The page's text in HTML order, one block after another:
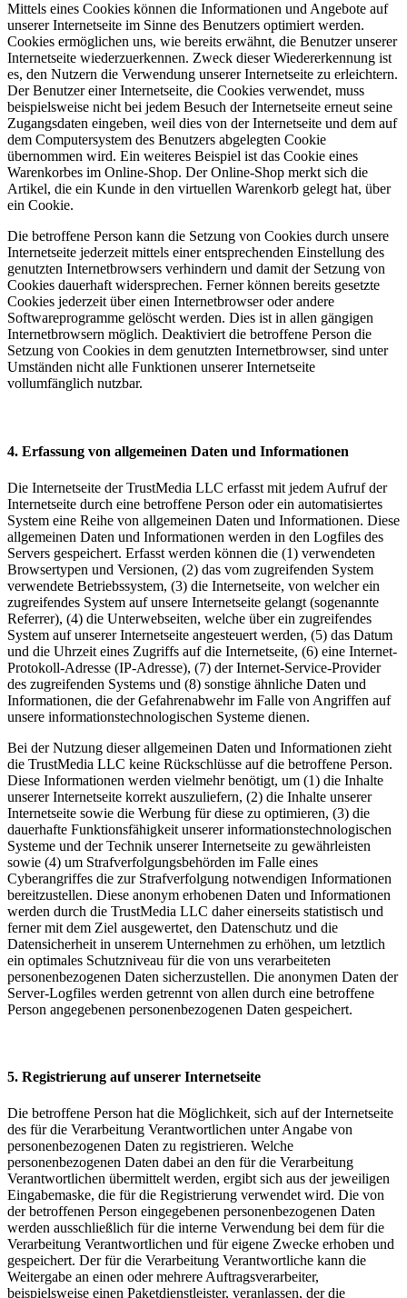
Mittels eines Cookies können die Informationen und Angebote auf
unserer Internetseite im Sinne des Benutzers optimiert werden.
Cookies ermöglichen uns, wie bereits erwähnt, die Benutzer unserer
Internetseite wiederzuerkennen. Zweck dieser Wiedererkennung ist
es, den Nutzern die Verwendung unserer Internetseite zu erleichtern.
Der Benutzer einer Internetseite, die Cookies verwendet, muss
beispielsweise nicht bei jedem Besuch der Internetseite erneut seine
Zugangsdaten eingeben, weil dies von der Internetseite und dem auf
dem Computersystem des Benutzers abgelegten Cookie
übernommen wird. Ein weiteres Beispiel ist das Cookie eines
Warenkorbes im Online-Shop. Der Online-Shop merkt sich die
Artikel, die ein Kunde in den virtuellen Warenkorb gelegt hat, über
ein Cookie.
Die betroffene Person kann die Setzung von Cookies durch unsere
Internetseite jederzeit mittels einer entsprechenden Einstellung des
genutzten Internetbrowsers verhindern und damit der Setzung von
Cookies dauerhaft widersprechen. Ferner können bereits gesetzte
Cookies jederzeit über einen Internetbrowser oder andere
Softwareprogramme gelöscht werden. Dies ist in allen gängigen
Internetbrowsern möglich. Deaktiviert die betroffene Person die
Setzung von Cookies in dem genutzten Internetbrowser, sind unter
Umständen nicht alle Funktionen unserer Internetseite
vollumfänglich nutzbar.
4. Erfassung von allgemeinen Daten und Informationen
Die Internetseite der TrustMedia LLC erfasst mit jedem Aufruf der
Internetseite durch eine betroffene Person oder ein automatisiertes
System eine Reihe von allgemeinen Daten und Informationen. Diese
allgemeinen Daten und Informationen werden in den Logfiles des
Servers gespeichert. Erfasst werden können die (1) verwendeten
Browsertypen und Versionen, (2) das vom zugreifenden System
verwendete Betriebssystem, (3) die Internetseite, von welcher ein
zugreifendes System auf unsere Internetseite gelangt (sogenannte
Referrer), (4) die Unterwebseiten, welche über ein zugreifendes
System auf unserer Internetseite angesteuert werden, (5) das Datum
und die Uhrzeit eines Zugriffs auf die Internetseite, (6) eine Internet-
Protokoll-Adresse (IP-Adresse), (7) der Internet-Service-Provider
des zugreifenden Systems und (8) sonstige ähnliche Daten und
Informationen, die der Gefahrenabwehr im Falle von Angriffen auf
unsere informationstechnologischen Systeme dienen.
Bei der Nutzung dieser allgemeinen Daten und Informationen zieht
die TrustMedia LLC keine Rückschlüsse auf die betroffene Person.
Diese Informationen werden vielmehr benötigt, um (1) die Inhalte
unserer Internetseite korrekt auszuliefern, (2) die Inhalte unserer
Internetseite sowie die Werbung für diese zu optimieren, (3) die
dauerhafte Funktionsfähigkeit unserer informationstechnologischen
Systeme und der Technik unserer Internetseite zu gewährleisten
sowie (4) um Strafverfolgungsbehörden im Falle eines
Cyberangriffes die zur Strafverfolgung notwendigen Informationen
bereitzustellen. Diese anonym erhobenen Daten und Informationen
werden durch die TrustMedia LLC daher einerseits statistisch und
ferner mit dem Ziel ausgewertet, den Datenschutz und die
Datensicherheit in unserem Unternehmen zu erhöhen, um letztlich
ein optimales Schutzniveau für die von uns verarbeiteten
personenbezogenen Daten sicherzustellen. Die anonymen Daten der
Server-Logfiles werden getrennt von allen durch eine betroffene
Person angegebenen personenbezogenen Daten gespeichert.
5. Registrierung auf unserer Internetseite
Die betroffene Person hat die Möglichkeit, sich auf der Internetseite
des für die Verarbeitung Verantwortlichen unter Angabe von
personenbezogenen Daten zu registrieren. Welche
personenbezogenen Daten dabei an den für die Verarbeitung
Verantwortlichen übermittelt werden, ergibt sich aus der jeweiligen
Eingabemaske, die für die Registrierung verwendet wird. Die von
der betroffenen Person eingegebenen personenbezogenen Daten
werden ausschließlich für die interne Verwendung bei dem für die
Verarbeitung Verantwortlichen und für eigene Zwecke erhoben und
gespeichert. Der für die Verarbeitung Verantwortliche kann die
Weitergabe an einen oder mehrere Auftragsverarbeiter,
beispielsweise einen Paketdienstleister, veranlassen, der die